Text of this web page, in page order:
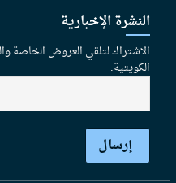
النشرة الإخبارية
الاشتراك لتلقي العروض الخاصة
الكويتية.
إرسال